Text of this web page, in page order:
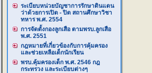
ระเบียบหน่วยบัญชาการรักษาดินแดน
ว่าด้วยการเปิด - ปิด สถานศึกษาวิชา
ทหาร พ.ศ. 2554
การจัดตั้งกองลูกเสือ ตามพรบ.ลูกเสือ
พ.ศ. 2551
กฎหมายที่เกี่ยวข้องกับการคุ้มครอง
และช่วยเหลือเด็กนักเรียน
พรบ.คุ้มครองเด็ก พ.ศ. 2546 กฎ
กระทรวง และระเบียบต่างๆ